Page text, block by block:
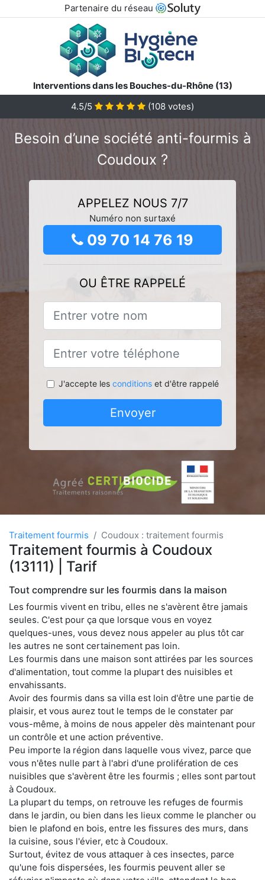
Partenaire du réseau
Interventions dans les Bouches-du-Rhône (13)
4.5/5
(108 votes)
Besoin d’une société anti-fourmis à
Coudoux ?
APPELEZ NOUS 7/7
Numéro non surtaxé
09 70 14 76 19
OU ÊTRE RAPPELÉ
J'accepte les conditionset d'être rappelé
Envoyer
Traitement fourmis Coudoux : traitement fourmis
Traitement fourmis à Coudoux
(13111) | Tarif
Tout comprendre sur les fourmis dans la maison
Les fourmis vivent en tribu, elles ne s'avèrent être jamais
seules. C'est pour ça que lorsque vous en voyez
quelques-unes, vous devez nous appeler au plus tôt car
les autres ne sont certainement pas loin.
Les fourmis dans une maison sont attirées par les sources
d'alimentation, tout comme la plupart des nuisibles et
envahissants.
Avoir des fourmis dans sa villa est loin d'être une partie de
plaisir, et vous aurez tout le temps de le constater par
vous-même, à moins de nous appeler dès maintenant pour
un contrôle et une action préventive.
Peu importe la région dans laquelle vous vivez, parce que
vous n'êtes nulle part à l'abri d'une prolifération de ces
nuisibles que s'avèrent être les fourmis ; elles sont partout
à Coudoux.
La plupart du temps, on retrouve les refuges de fourmis
dans le jardin, ou bien dans les lieux comme le plancher ou
bien le plafond en bois, entre les fissures des murs, dans
la cuisine, sous l'évier, etc à Coudoux.
Surtout, évitez de vous attaquer à ces insectes, parce
qu'une fois dispersées, les fourmis peuvent aller se